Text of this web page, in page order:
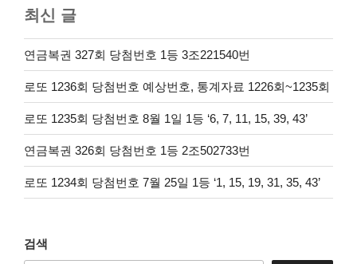
최신 글
연금복권 327회 당첨번호 1등 3조221540번
로또 1236회 당첨번호 예상번호, 통계자료 1226회~1235회
로또 1235회 당첨번호 8월 1일 1등 ‘6, 7, 11, 15, 39, 43’
연금복권 326회 당첨번호 1등 2조502733번
로또 1234회 당첨번호 7월 25일 1등 ‘1, 15, 19, 31, 35, 43’
검색